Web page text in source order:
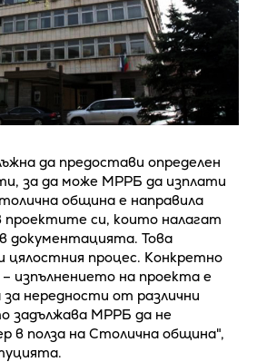
да предостави определен
за да може МРРБ да изплати
община e направила
проектите си, които налагат
документацията. Това
цялостния процес. Конкретно
– изпълнението на проекта е
нередности от различни
задължава МРРБ да не
в полза на Столична община",